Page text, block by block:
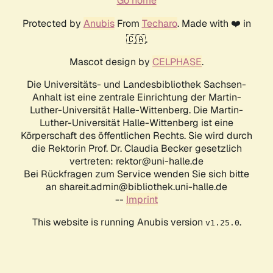
Protected by AnubisFrom Techaro. Made with ❤️ in
🇨🇦.
Mascot design by CELPHASE.
Die Universitäts- und Landesbibliothek Sachsen-
Anhalt ist eine zentrale Einrichtung der Martin-
Luther-Universität Halle-Wittenberg. Die Martin-
Luther-Universität Halle-Wittenberg ist eine
Körperschaft des öffentlichen Rechts. Sie wird durch
die Rektorin Prof. Dr. Claudia Becker gesetzlich
vertreten: rektor@uni-halle.de
Bei Rückfragen zum Service wenden Sie sich bitte
an shareit.admin@bibliothek.uni-halle.de
-- Imprint
This website is running Anubis version v1.25.0.